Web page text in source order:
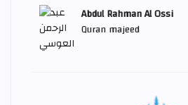
Abdul Rahman Al Ossi
Quran majeed